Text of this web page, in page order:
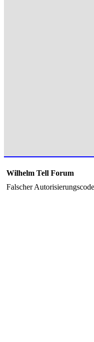
Wilhelm Tell Forum
Falscher